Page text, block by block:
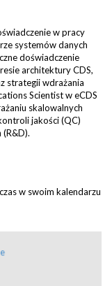
w pracy
systemów danych
doświadczenie
architektury CDS,
strategii wdrażania
Scientist w eCDS
skalowalnych
jakości (QC)
w swoim kalendarzu